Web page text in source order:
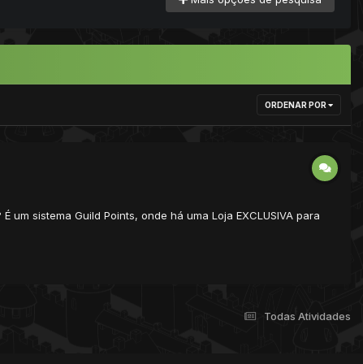
ORDENAR POR
um sistema Guild Points, onde há uma Loja EXCLUSIVA para
Todas Atividades